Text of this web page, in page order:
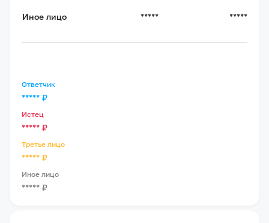
Иное лицо ***** *****
Ответчик
***** ₽
Истец
***** ₽
Третье лицо
***** ₽
Иное лицо
***** ₽